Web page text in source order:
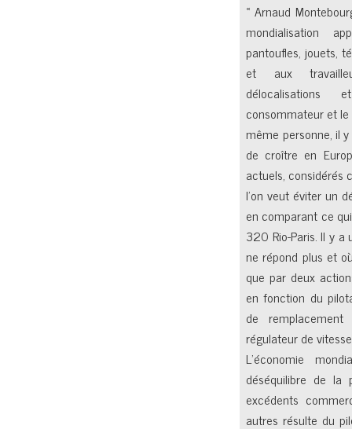
« Arnaud
mondialisation
pantoufles, jouets,
et aux
délocalisations
consommateur et
même personne, il
de croître en
actuels, considérés
l’on veut éviter un
en comparant ce
320 Rio-Paris. Il y
ne répond plus et
que par deux
en fonction du
de
régulateur de
L’économie
déséquilibre de
excédents
autres résulte du